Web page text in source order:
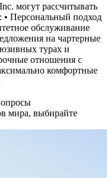
могут рассчитывать
• Персональный подход
обслуживание
на чартерные
турах и
отношения с
комфортные
мира, выбирайте